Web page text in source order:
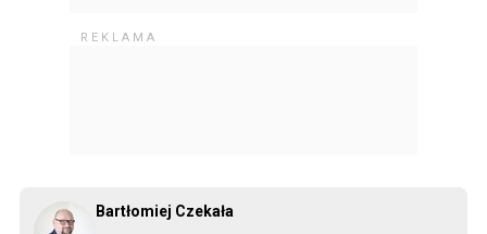
Bartłomiej Czekała